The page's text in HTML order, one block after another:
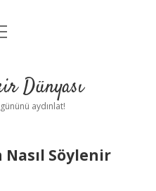
Dünyası
aydınlat!
Nasıl Söylenir